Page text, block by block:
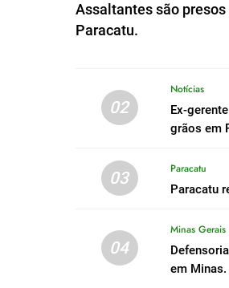
Assaltantes são
Paracatu.
02
Notícias
Ex-
grãos em
03
Paracatu
Paracatu
04
Minas Gerais
em Minas.